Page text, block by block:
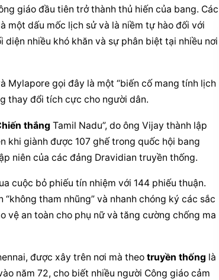
giáo đầu tiên trở thành thủ hiến của bang. Các
một dấu mốc lịch sử và là niềm tự hào đối với
diện nhiều khó khăn và sự phân biệt tại nhiều nơi
Mylapore gọi đây là một “biến cố mang tính lịch
thay đổi tích cực cho người dân.
thắng Tamil Nadu”, do ông Vijay thành lập
khi giành được 107 ghế trong quốc hội bang
niên của các đảng Dravidian truyền thống.
cuộc bỏ phiếu tín nhiệm với 144 phiếu thuận.
tham nhũng” và nhanh chóng ký các sắc
vệ an toàn cho phụ nữ và tăng cường chống ma
được xây trên nơi mà theo truyền thống là
năm 72, cho biết nhiều người Công giáo cảm